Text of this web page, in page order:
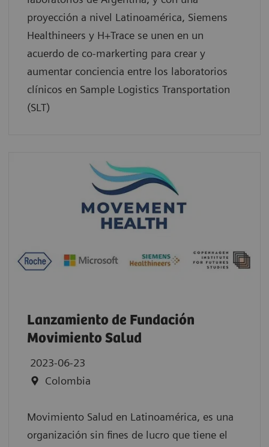
proyección a nivel Latinoamérica, Siemens
Healthineers y H+Trace se unen en un
acuerdo de co-markerting para crear y
aumentar conciencia entre los laboratorios
clínicos en Sample Logistics Transportation
(SLT)
Lanzamiento de Fundación
Movimiento Salud
2023-06-23
Colombia
Movimiento Salud en Latinoamérica, es una
organización sin fines de lucro que tiene el